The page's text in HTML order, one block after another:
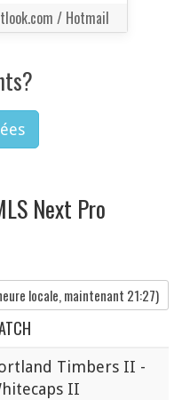
/ Hotmail
Next Pro
locale, maintenant 21:27)
Timbers II -
II